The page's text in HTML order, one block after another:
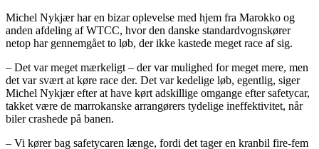
Michel Nykjær har en bizar oplevelse med hjem fra Marokko og
anden afdeling af WTCC, hvor den danske standardvognskører
netop har gennemgået to løb, der ikke kastede meget race af sig.
– Det var meget mærkeligt – der var mulighed for meget mere, men
det var svært at køre race der. Det var kedelige løb, egentlig, siger
Michel Nykjær efter at have kørt adskillige omgange efter safetycar,
takket være de marrokanske arrangørers tydelige ineffektivitet, når
biler crashede på banen.
– Vi kører bag safetycaren længe, fordi det tager en kranbil fire-fem